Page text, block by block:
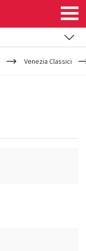
Venezia Classici